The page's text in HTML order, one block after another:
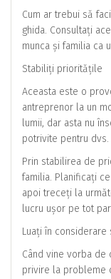
Cum ar trebui să
ghida. Consultați
munca și familia ca
Stabiliți prioritățile
Aceasta este o
antreprenor la un
lumii, dar asta nu
potrivite pentru dvs.
Prin stabilirea de
familia. Planificați
apoi treceți la
lucru ușor pe tot
Luați în
Când vine vorba
privire la probleme